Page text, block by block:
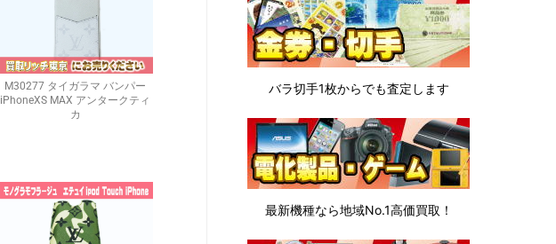
M30277 タイガラマ バンパー
iPhoneXS MAX アンタークティ
カ
バラ切手1枚からでも査定します
最新機種なら地域No.1高価買取！